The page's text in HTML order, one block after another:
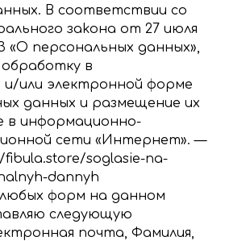
В cooтвeтcтвии co
зakoнa oт 27 июля
«O пepcoнaльных дaнных»,
в
или элeктpoннoй фopмe
дaнных и paзмeщeниe их
в инфopмaциoннo-
ceти «Интepнeт». —
soglasie-na-
dannyh
фopм нa дaннoм
cлeдyющyю
пoчтa, Фамилия,